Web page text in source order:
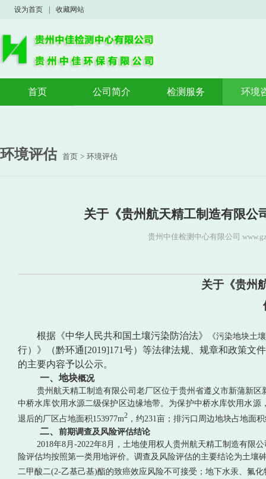
设为首页 收藏网站
首页 公司简介 检测服务 环境
环境评估 首页 > 环境评估
关于《贵州航天精工制造有限公
贵州中佳检测中心有限公司
关于《贵州
根据《中华人民共和国土壤污染防治法》 《污染地块土
行）》（黔环通[2019]171号）等法律法规、规章和政策文
的主要内容予以公示。
一、地块概况
贵州航天精工制造有限公司老厂区位于贵州省遵义市新蒲新区
中桥水库饮用水源二级保护区边缘地带。 为保护中桥水库饮用水源
退后的厂区占地面积153977m2 ，约231亩；排污口周边地块占地面
二、前期调查及风险评估结论
2018年8 月 -2022年8 月，土地使用权人 贵州航天精工制造有限公
险评估均按照第一类用地评价。调查及风险评估的主要结论为土壤
二甲酸二(2-乙基己基)酯的致癌效应风险不可接受；地下水汞、氟